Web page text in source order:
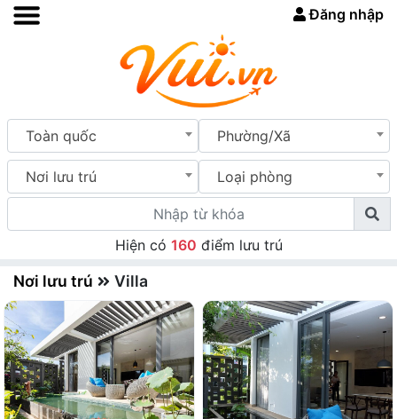
Đăng nhập
Toàn quốc Phường/Xã
Nơi lưu trú Loại phòng
Hiện có 160 điểm lưu trú
Nơi lưu trú Villa